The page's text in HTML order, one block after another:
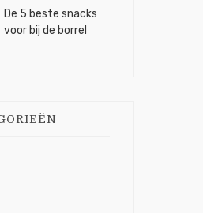
De 5 beste snacks
voor bij de borrel